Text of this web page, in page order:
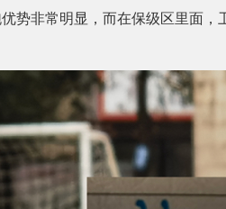
非常明显，而在保级区里面，